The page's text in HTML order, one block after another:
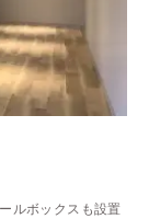
ルボックスも設置